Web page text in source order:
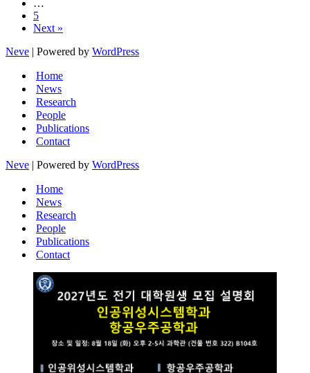
…
5
Next »
Neve | Powered by WordPress
Home
News
Research
People
Publications
Contact
Neve | Powered by WordPress
Home
News
Research
People
Publications
Contact